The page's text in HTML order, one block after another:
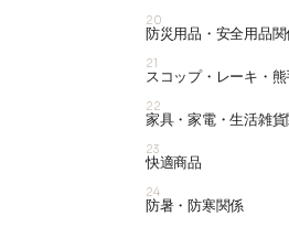
20
防災用品・安全用品関
21
スコップ・レーキ・
22
家具・家電・生活雑
23
快適商品
24
防暑・防寒関係